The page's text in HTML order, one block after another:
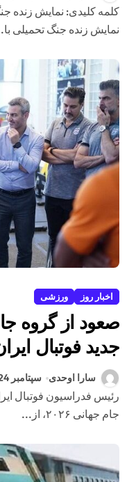
کلمه کلیدی: نمایش زنده جنگ تحمیلی در هفته دفاع مقدس،
نمایش زنده جنگ تحمیلی
اخبار روز ورزشی
صعود از گروه
جدید فوتبال
سارا اوحدی سپتامبر 24, 2025
رئیس فدراسیون فوتبال ایران با تأکید بر لزوم صعود از گروه
جام جهانی ۲۰۲۶، از...